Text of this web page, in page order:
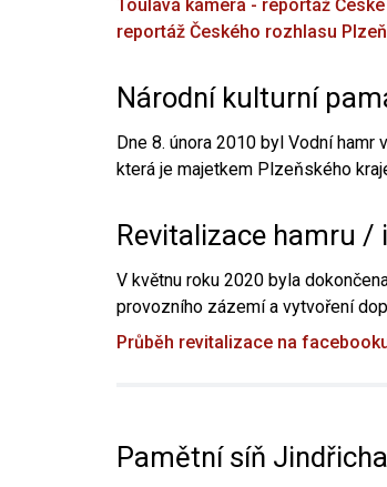
Toulavá kamera - reportáž
reportáž Českého rozhlasu Plzeň
Národní kulturní
Dne 8. února 2010 byl Vodní
která je majetkem Plzeňského
Revitalizace hamru /
V květnu roku 2020 byla
provozního zázemí a vytvoření
Průběh revitalizace na
Pamětní síň